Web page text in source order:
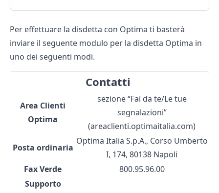
Per effettuare la disdetta con Optima ti basterà
inviare il seguente modulo per la disdetta Optima in
uno dei seguenti modi.
Contatti
Area Clienti
Optima
sezione “Fai da te/Le tue
segnalazioni”
(areaclienti.optimaitalia.com)
Posta ordinaria
Optima Italia S.p.A., Corso Umberto
I, 174, 80138 Napoli
Fax Verde
800.95.96.00
Supporto